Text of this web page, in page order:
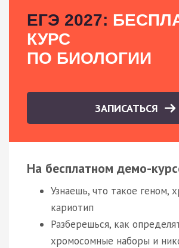
ЕГЭ 2027:
КУРС
ПО БИОЛОГИИ
ЗАПИСАТЬСЯ
На бесплатном демо-
Узнаешь, что такое геном,
кариотип
Разберешься, как
хромосомные наборы и